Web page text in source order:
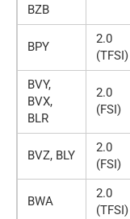
BZB
BPY
2.0
(TFSI)
BVY,
BVX,
BLR
2.0
(FSI)
BVZ, BLY
2.0
(FSI)
BWA
2.0
(TFSI)